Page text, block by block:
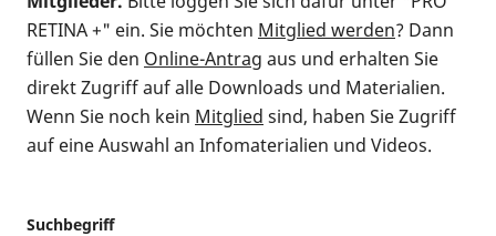
RETINA +" ein. Sie möchten Mitglied werden? Dann
füllen Sie den Online-Antrag aus und erhalten Sie
direkt Zugriff auf alle Downloads und Materialien.
Wenn Sie noch kein Mitglied sind, haben Sie Zugriff
auf eine Auswahl an Infomaterialien und Videos.
Suchbegriff